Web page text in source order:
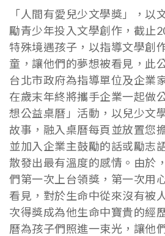
「人間有愛兒少文學獎」，以
勵青少年投入文學創作，截止
特殊境遇孩子，以指導文學創
童，讓他們的夢想被看見，此
台北市政府為指導單位及企業
在歲末年終將攜手企業一起做
想公益桌曆」活動，以兒少文
故事，融入桌曆每頁並放置您
並加入企業主鼓勵的話或勵志
散發出最有溫度的感情。由於
們第一次上台領獎，第一次用
看見，對於生命中從來沒有被
次得獎成為他生命中寶貴的經
曆為孩子們照進一束光，讓他